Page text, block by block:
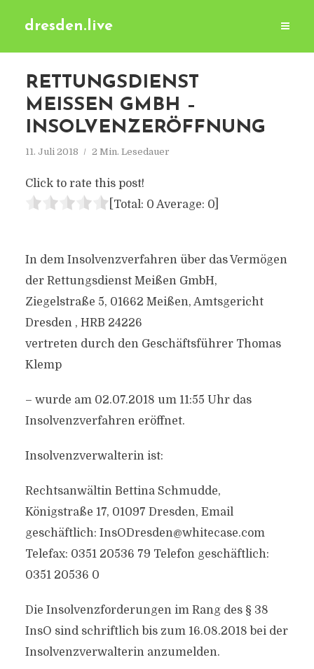
dresden.live
RETTUNGSDIENST
MEISSEN GMBH – I
NSOLVENZERÖFFNUNG
11. Juli 2018 2 Min. Lesedauer
Click to rate this post!
[Total: 0 Average: 0]
In dem Insolvenzverfahren über das Vermögen
der Rettungsdienst Meißen GmbH,
Ziegelstraße 5, 01662 Meißen, Amtsgericht
Dresden , HRB 24226
vertreten durch den Geschäftsführer Thomas
Klemp
– wurde am 02.07.2018 um 11:55 Uhr das
Insolvenzverfahren eröffnet.
Insolvenzverwalterin ist:
Rechtsanwältin Bettina Schmudde,
Königstraße 17, 01097 Dresden, Email
geschäftlich: InsODresden@whitecase.com
Telefax: 0351 20536 79 Telefon geschäftlich:
0351 20536 0
Die Insolvenzforderungen im Rang des § 38
InsO sind schriftlich bis zum 16.08.2018 bei der
Insolvenzverwalterin anzumelden.